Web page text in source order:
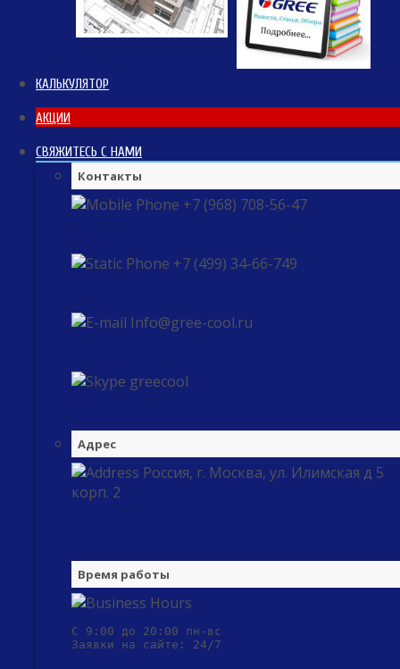
КАЛЬКУЛЯТОР
АКЦИИ
СВЯЖИТЕСЬ С НАМИ
Контакты
+7 (968) 708-56-47
+7 (499) 34-66-749
Info@gree-cool.ru
greecool
Адрес
Россия, г. Москва, ул. Илимская д 5
корп. 2
Время работы
С 9:00 до 20:00 пн-вс
Заявки на сайте: 24/7